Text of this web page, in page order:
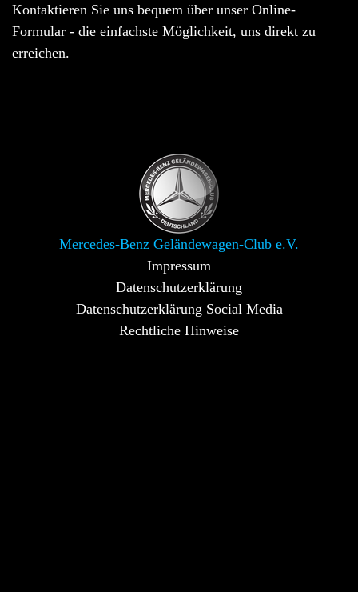
Kontaktieren Sie uns bequem über unser Online-
Formular - die einfachste Möglichkeit, uns direkt zu
erreichen.
Mercedes-Benz Geländewagen-Club e.V.
Impressum
Datenschutzerklärung
Datenschutzerklärung Social Media
Rechtliche Hinweise